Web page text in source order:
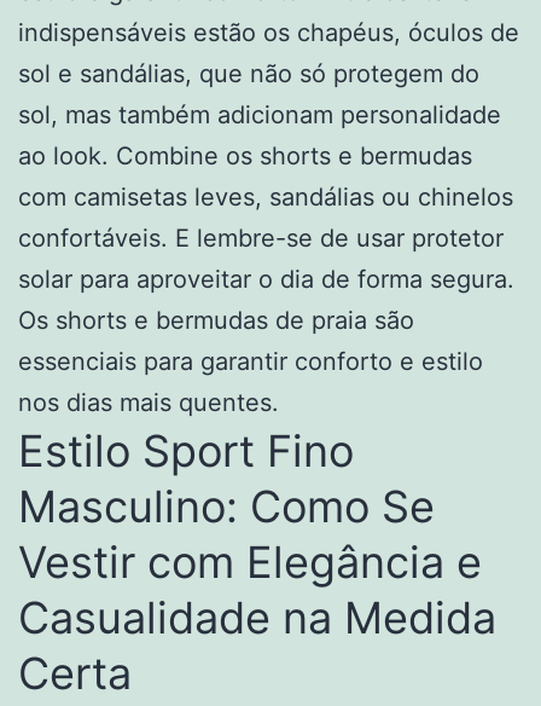
indispensáveis estão os chapéus, óculos de
sol e sandálias, que não só protegem do
sol, mas também adicionam personalidade
ao look. Combine os shorts e bermudas
com camisetas leves, sandálias ou chinelos
confortáveis. E lembre-se de usar protetor
solar para aproveitar o dia de forma segura.
Os shorts e bermudas de praia são
essenciais para garantir conforto e estilo
nos dias mais quentes.
Estilo Sport Fino
Masculino: Como Se
Vestir com Elegância e
Casualidade na Medida
Certa